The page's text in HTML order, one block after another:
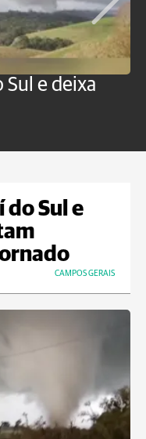
e deixa
do Sul e
CAMPOS GERAIS